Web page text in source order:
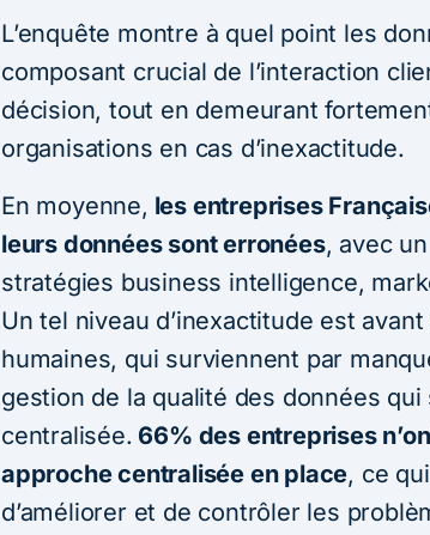
L’enquête montre à quel point les
composant crucial de l’interaction
décision, tout en demeurant
organisations en cas d’inexactitude.
En moyenne, les entreprises
leurs données sont erronées, avec
stratégies business intelligence,
Un tel niveau d’inexactitude est
humaines, qui surviennent par
gestion de la qualité des données
centralisée. 66% des entreprises
approche centralisée en place, ce
d’améliorer et de contrôler les